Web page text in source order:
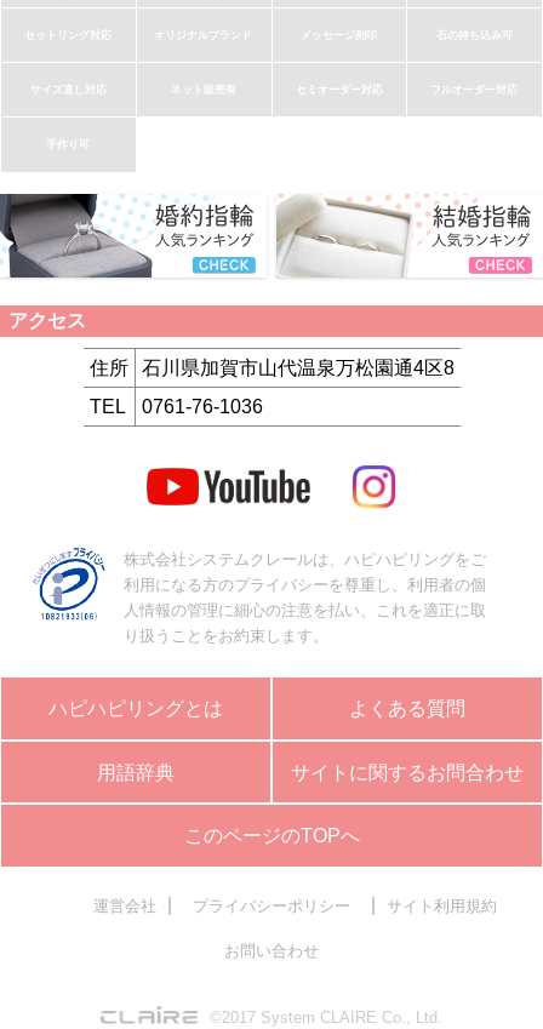
セットリング対応 オリジナルブランド メッセージ刻印 石の持ち込み可
サイズ直し対応 ネット販売有 セミオーダー対応 フルオーダー対応
手作り可
アクセス
住所
石川県加賀市山代温泉万松園通4区8
TEL
0761-76-1036
株式会社システムクレールは、ハピハピリングをご
利用になる方のプライバシーを尊重し、利用者の個
人情報の管理に細心の注意を払い、これを適正に取
り扱うことをお約束します。
ハピハピリングとは よくある質問
用語辞典 サイトに関するお問合わせ
このページのTOPへ
運営会社 プライバシーポリシー サイト利用規約
お問い合わせ
©2017 System CLAIRE Co., Ltd.